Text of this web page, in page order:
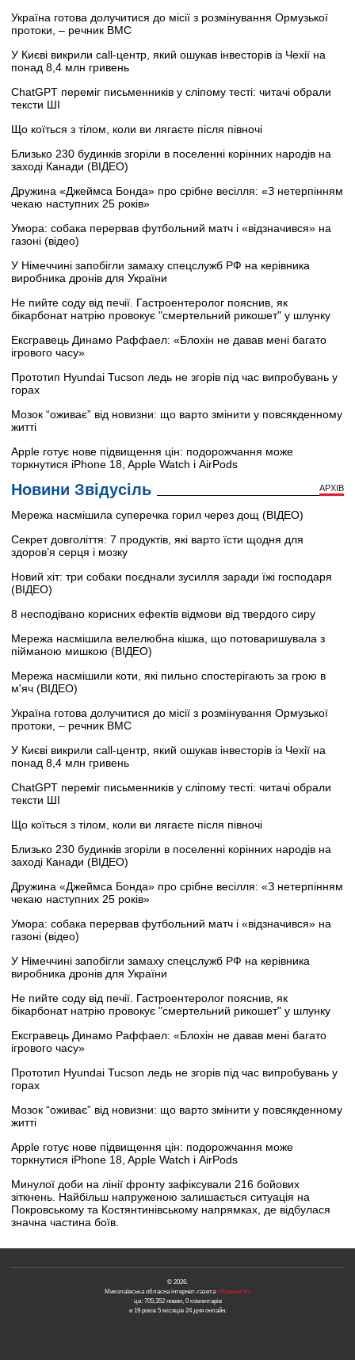
Україна готова долучитися до місії з розмінування Ормузької
протоки, – речник ВМС
У Києві викрили call-центр, який ошукав інвесторів із Чехії на
понад 8,4 млн гривень
ChatGPT переміг письменників у сліпому тесті: читачі обрали
тексти ШІ
Що коїться з тілом, коли ви лягаєте після півночі
Близько 230 будинків згоріли в поселенні корінних народів на
заході Канади (ВІДЕО)
Дружина «Джеймса Бонда» про срібне весілля: «З нетерпінням
чекаю наступних 25 років»
Умора: собака перервав футбольний матч і «відзначився» на
газоні (відео)
У Німеччині запобігли замаху спецслужб РФ на керівника
виробника дронів для України
Не пийте соду від печії. Гастроентеролог пояснив, як
бікарбонат натрію провокує "смертельний рикошет" у шлунку
Ексгравець Динамо Раффаел: «Блохін не давав мені багато
ігрового часу»
Прототип Hyundai Tucson ледь не згорів під час випробувань у
горах
Мозок “оживає” від новизни: що варто змінити у повсякденному
житті
Apple готує нове підвищення цін: подорожчання може
торкнутися iPhone 18, Apple Watch і AirPods
Новини Звідусіль АРХІВ
Мережа насмішила суперечка горил через дощ (ВІДЕО)
Секрет довголіття: 7 продуктів, які варто їсти щодня для
здоров’я серця і мозку
Новий хіт: три собаки поєднали зусилля заради їжі господаря
(ВІДЕО)
8 несподівано корисних ефектів відмови від твердого сиру
Мережа насмішила велелюбна кішка, що потоваришувала з
пійманою мишкою (ВІДЕО)
Мережа насмішили коти, які пильно спостерігають за грою в
м'яч (ВІДЕО)
Україна готова долучитися до місії з розмінування Ормузької
протоки, – речник ВМС
У Києві викрили call-центр, який ошукав інвесторів із Чехії на
понад 8,4 млн гривень
ChatGPT переміг письменників у сліпому тесті: читачі обрали
тексти ШІ
Що коїться з тілом, коли ви лягаєте після півночі
Близько 230 будинків згоріли в поселенні корінних народів на
заході Канади (ВІДЕО)
Дружина «Джеймса Бонда» про срібне весілля: «З нетерпінням
чекаю наступних 25 років»
Умора: собака перервав футбольний матч і «відзначився» на
газоні (відео)
У Німеччині запобігли замаху спецслужб РФ на керівника
виробника дронів для України
Не пийте соду від печії. Гастроентеролог пояснив, як
бікарбонат натрію провокує "смертельний рикошет" у шлунку
Ексгравець Динамо Раффаел: «Блохін не давав мені багато
ігрового часу»
Прототип Hyundai Tucson ледь не згорів під час випробувань у
горах
Мозок “оживає” від новизни: що варто змінити у повсякденному
житті
Apple готує нове підвищення цін: подорожчання може
торкнутися iPhone 18, Apple Watch і AirPods
Минулої доби на лінії фронту зафіксували 216 бойових
зіткнень. Найбільш напруженою залишається ситуація на
Покровському та Костянтинівському напрямках, де відбулася
значна частина боїв.
© 2026.
Миколаївська обласна інтернет-газета«Новини N»
це: 705,352 новин, 0 коментарів
и 19 років 5 місяців 24 дня онлайн.